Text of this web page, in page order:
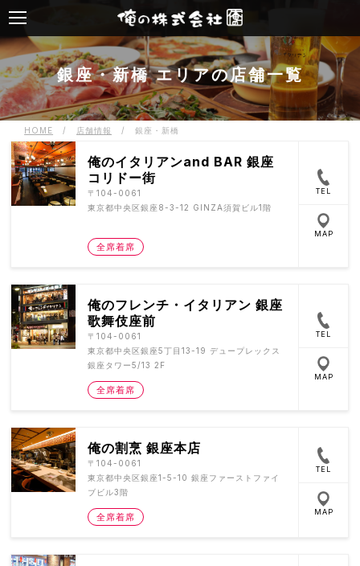
銀座・新橋 エリアの店舗一覧
HOME / 店舗情報 / 銀座・新橋
俺のイタリアンand BAR 銀座
コリドー街
〒104-0061
東京都中央区銀座8-3-12 GINZA須賀ビル1階
全席着席
TEL
MAP
俺のフレンチ・イタリアン 銀座
歌舞伎座前
〒104-0061
東京都中央区銀座5丁目13-19 デュープレックス
銀座タワー5/13 2F
全席着席
TEL
MAP
俺の割烹 銀座本店
〒104-0061
東京都中央区銀座1-5-10 銀座ファーストファイ
ブビル3階
全席着席
TEL
MAP